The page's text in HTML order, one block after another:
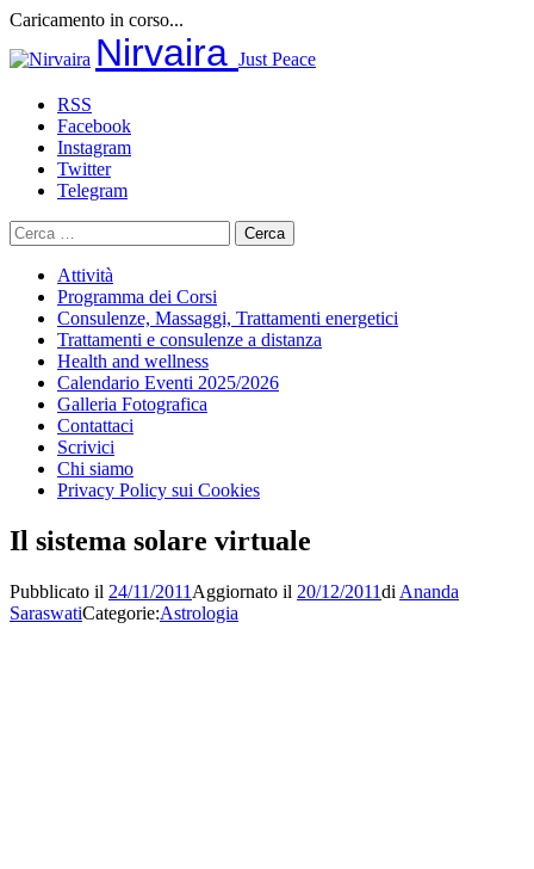
Caricamento in corso...
al
Nirvaira Just Peace
RSS
Facebook
Instagram
Twitter
Telegram
Ricerca
per:
Attività
Programma dei Corsi
Consulenze, Massaggi, Trattamenti energetici
Trattamenti e consulenze a distanza
Health and wellness
Calendario Eventi 2025/2026
Galleria Fotografica
Contattaci
Scrivici
Chi siamo
Privacy Policy sui Cookies
Il sistema solare virtuale
Pubblicato il 24/11/2011 Aggiornato il 20/12/2011di Ananda
SaraswatiCategorie:Astrologia